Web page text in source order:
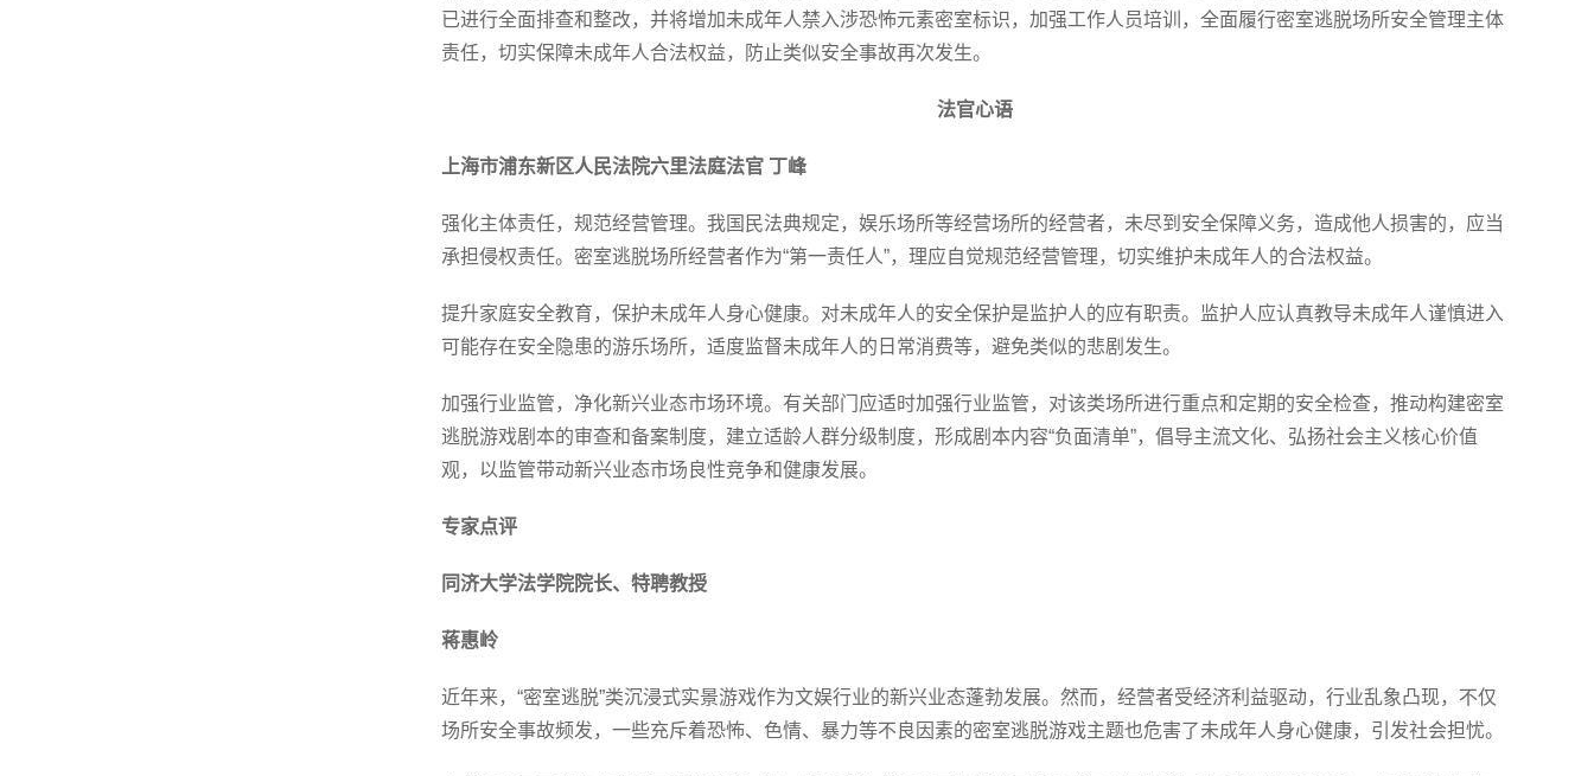
已进行全面排查和整改，并将增加未成年人禁入涉恐怖元素密室标识，加强工作人员培训，全面履行密室逃脱场所安全管理主体
责任，切实保障未成年人合法权益，防止类似安全事故再次发生。
法官心语
上海市浦东新区人民法院六里法庭法官 丁峰
强化主体责任，规范经营管理。我国民法典规定，娱乐场所等经营场所的经营者，未尽到安全保障义务，造成他人损害的，应当
承担侵权责任。密室逃脱场所经营者作为“第一责任人”，理应自觉规范经营管理，切实维护未成年人的合法权益。
提升家庭安全教育，保护未成年人身心健康。对未成年人的安全保护是监护人的应有职责。监护人应认真教导未成年人谨慎进入
可能存在安全隐患的游乐场所，适度监督未成年人的日常消费等，避免类似的悲剧发生。
加强行业监管，净化新兴业态市场环境。有关部门应适时加强行业监管，对该类场所进行重点和定期的安全检查，推动构建密室
逃脱游戏剧本的审查和备案制度，建立适龄人群分级制度，形成剧本内容“负面清单”，倡导主流文化、弘扬社会主义核心价值
观，以监管带动新兴业态市场良性竞争和健康发展。
专家点评
同济大学法学院院长、特聘教授
蒋惠岭
近年来，“密室逃脱”类沉浸式实景游戏作为文娱行业的新兴业态蓬勃发展。然而，经营者受经济利益驱动，行业乱象凸现，不仅
场所安全事故频发，一些充斥着恐怖、色情、暴力等不良因素的密室逃脱游戏主题也危害了未成年人身心健康，引发社会担忧。